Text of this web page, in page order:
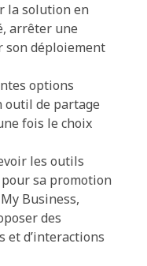
la solution en
arrêter une
son déploiement
options
outil de partage
fois le choix
les outils
sa promotion
Business,
des
et d’interactions